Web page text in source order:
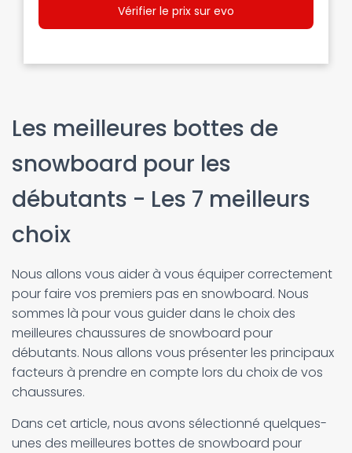
Vérifier le prix sur evo
Les meilleures bottes de
snowboard pour les
débutants - Les 7 meilleurs
choix
Nous allons vous aider à vous équiper correctement
pour faire vos premiers pas en snowboard. Nous
sommes là pour vous guider dans le choix des
meilleures chaussures de snowboard pour
débutants. Nous allons vous présenter les principaux
facteurs à prendre en compte lors du choix de vos
chaussures.
Dans cet article, nous avons sélectionné quelques-
unes des meilleures bottes de snowboard pour